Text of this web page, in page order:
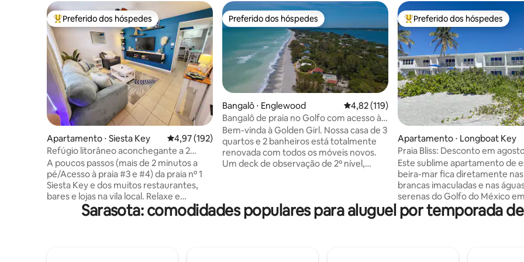
Entre os melhores preferidos dos hóspedes
Preferido dos hóspedes
Apartamento ⋅ Siesta Key 4,97 de uma avaliação média de 5, 192 avaliações
4,97 (192)
Refúgio litorâneo aconchegante a 2
minutos a pé da praia e da vila
A poucos passos (mais de 2 minutos a
pé/Acesso à praia #3 e #4) da praia nº 1
Siesta Key e dos muitos restaurantes,
bares e lojas na vila local. Relaxe e
recarregue as baterias neste tranquilo e
acolhedor condomínio costeiro de 1
Preferido dos hóspedes
Preferido dos hóspedes
Bangalô ⋅ Englewood 4,82 de uma avaliação média de 5, 119
4,82 (119)
Bangalô de praia no Golfo com acesso à
baía e deck também!
Bem-vinda à Golden Girl. Nossa casa de 3
quartos e 2 banheiros está totalmente
renovada com todos os móveis novos.
Um deck de observação de 2º nível,
FI de alta velocidade, todos os novos
eletrodomésticos, TVs inteligentes,
Entre os melhores preferidos
Preferido dos hóspedes
Apartamento ⋅ Longboat Key
Praia Bliss: Desconto em
setembro!
Este sublime apartamento de
beira-mar fica diretamente
brancas imaculadas e nas
serenas do Golfo do México em
Longboat Key, Flórida! No
vista para a piscina aquecida e
Sarasota: comodidades populares para aluguel por temporada